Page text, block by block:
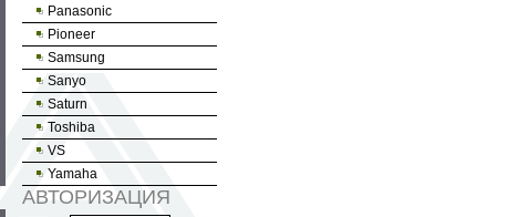
Panasonic
Pioneer
Samsung
Sanyo
Saturn
Toshiba
VS
Yamaha
АВТОРИЗАЦИЯ